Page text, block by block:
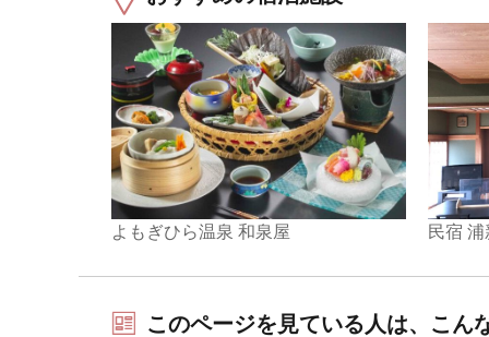
よもぎひら温泉 和泉屋 民宿
このページを見ている人は、こん